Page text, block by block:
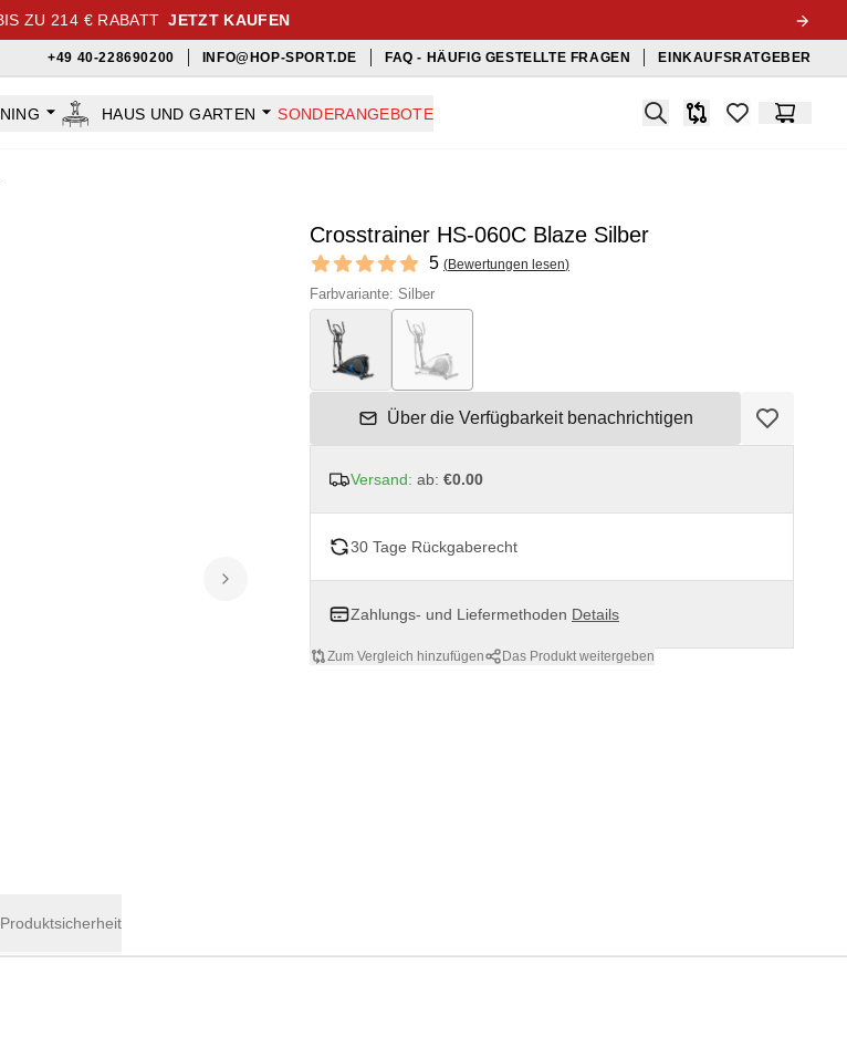
ZU 214 € RABATT JETZT KAUFEN
+49 40-228690200 INFO@HOP-SPORT.DE FAQ - HÄUFIG GESTELLTE FRAGEN EINKAUFSRATGEBER
HAUS UND GARTEN SONDERANGEBOTE Search
Produkt-items in
Crosstrainer HS-060C Blaze Silber
Reviews
5 out of 5 stars 5 (Bewertungen lesen)
Farbvariante: Silber
Über die Verfügbarkeit benachrichtigen
Versand: ab: €0.00
30 Tage Rückgaberecht
Zahlungs- und Liefermethoden Details
Zum Vergleich hinzufügen Das Produkt weitergeben
Produktsicherheit